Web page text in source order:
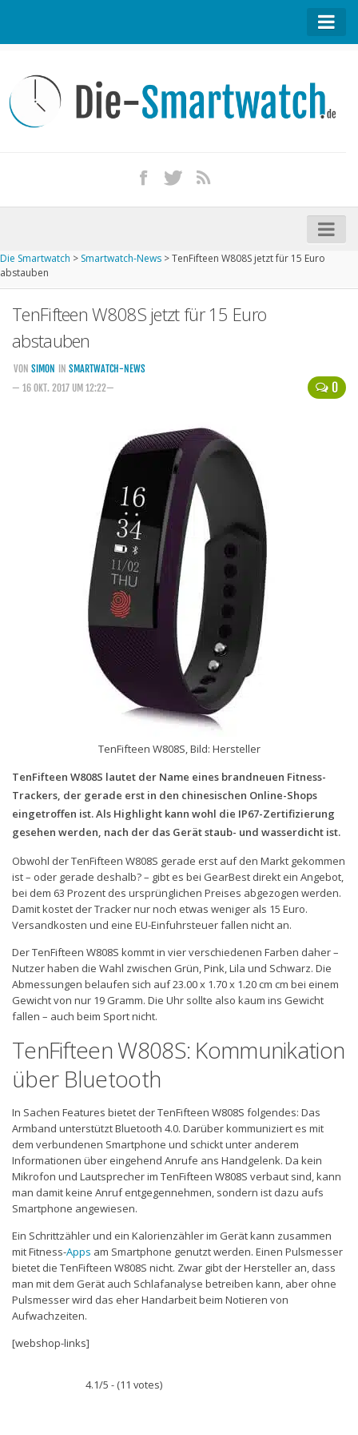
Kontakt / Tipp geben
Impressum
iPhone kaufen
Startseite
Kommende Smartwatches
Handytarife
Smartphonetarife
Datentarife
Smartphonetarife
Prepaid-Tarife
Datentarife
Flatrate-Prepaidtarife
Mobilfunk-Vergleichsrechner
Mobilfunk-Tarifrechner
Flatrate-Datentarife
Die Smartwatch > Smartwatch-News >TenFifteen W808S jetzt für 15 Euro
abstauben
TenFifteen W808S jetzt für 15 Euro
abstauben
0
VON SIMON IN SMARTWATCH-NEWS
— 16 OKT. 2017 UM 12:22—
TenFifteen W808S, Bild: Hersteller
TenFifteen W808S lautet der Name eines brandneuen Fitness-
Trackers, der gerade erst in den chinesischen Online-Shops
eingetroffen ist. Als Highlight kann wohl die IP67-Zertifizierung
gesehen werden, nach der das Gerät staub- und wasserdicht ist.
Obwohl der TenFifteen W808S gerade erst auf den Markt gekommen
ist – oder gerade deshalb? – gibt es bei GearBest direkt ein Angebot,
bei dem 63 Prozent des ursprünglichen Preises abgezogen werden.
Damit kostet der Tracker nur noch etwas weniger als 15 Euro.
Versandkosten und eine EU-Einfuhrsteuer fallen nicht an.
Der TenFifteen W808S kommt in vier verschiedenen Farben daher –
Nutzer haben die Wahl zwischen Grün, Pink, Lila und Schwarz. Die
Abmessungen belaufen sich auf 23.00 x 1.70 x 1.20 cm cm bei einem
Gewicht von nur 19 Gramm. Die Uhr sollte also kaum ins Gewicht
fallen – auch beim Sport nicht.
TenFifteen W808S: Kommunikation
über Bluetooth
In Sachen Features bietet der TenFifteen W808S folgendes: Das
Armband unterstützt Bluetooth 4.0. Darüber kommuniziert es mit
dem verbundenen Smartphone und schickt unter anderem
Informationen über eingehend Anrufe ans Handgelenk. Da kein
Mikrofon und Lautsprecher im TenFifteen W808S verbaut sind, kann
man damit keine Anruf entgegennehmen, sondern ist dazu aufs
Smartphone angewiesen.
Ein Schrittzähler und ein Kalorienzähler im Gerät kann zusammen
mit Fitness-Apps am Smartphone genutzt werden. Einen Pulsmesser
bietet die TenFifteen W808S nicht. Zwar gibt der Hersteller an, dass
man mit dem Gerät auch Schlafanalyse betreiben kann, aber ohne
Pulsmesser wird das eher Handarbeit beim Notieren von
Aufwachzeiten.
[webshop-links]
4.1/5 - (11 votes)